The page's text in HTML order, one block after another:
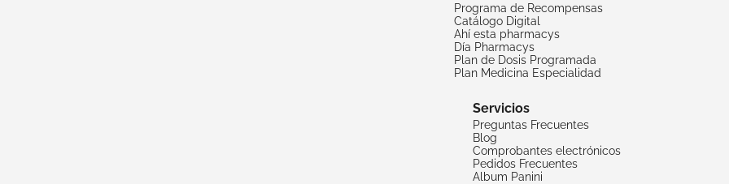
Programa de Recompensas
Catálogo Digital
Ahí esta pharmacys
Día Pharmacys
Plan de Dosis Programada
Plan Medicina Especialidad
Servicios
Preguntas Frecuentes
Blog
Comprobantes electrónicos
Pedidos Frecuentes
Album Panini